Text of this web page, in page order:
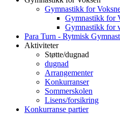
Gymnastikk for
Gymnastikk for
Gymnastikk for
Para Turn - Rytmisk
Aktiviteter
Støtte/dugnad
dugnad
Arrangementer
Konkurranser
Sommerskolen
Lisens/forsikring
Konkurranse partier